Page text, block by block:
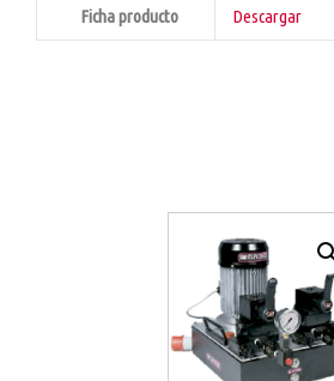
Ficha producto Descargar